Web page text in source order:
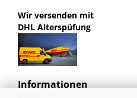
Wir versenden mit
DHL Alterspüfung
Informationen